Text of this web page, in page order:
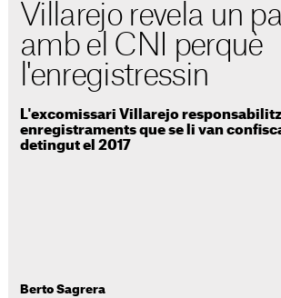
Villarejo revela un
amb el CNI perquè
l'enregistressin
L'excomissari Villarejo
enregistraments que se li van
detingut el 2017
Berto Sagrera